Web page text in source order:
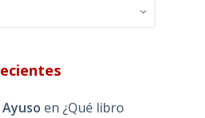
en ¿Qué libro